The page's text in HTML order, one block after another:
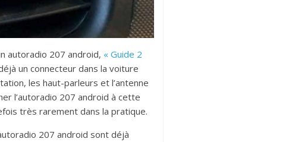
autoradio 207 android, « Guide 2
un connecteur dans la voiture
les haut-parleurs et l’antenne
l’autoradio 207 android à cette
très rarement dans la pratique.
207 android sont déjà